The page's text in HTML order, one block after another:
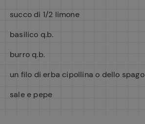
succo di 1/2 limone
basilico q.b.
burro q.b.
un filo di erba cipollina o dello spago
sale e pepe